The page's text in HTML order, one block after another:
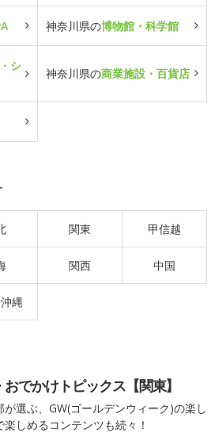
神奈川県の博物館・科学館
シ
神奈川県の商業施設・百貨店
関東 甲信越
関西 中国
縄
でかけトピックス【関東】
が選ぶ、GW(ゴールデンウィーク)の楽し
しめるコンテンツも続々！